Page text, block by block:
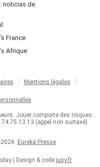
noticias de
France
Afrique
Mentions légales
Jouer comporte des risques :
(appel non surtaxé)
Eureka Presse
| Design & code juxy.fr